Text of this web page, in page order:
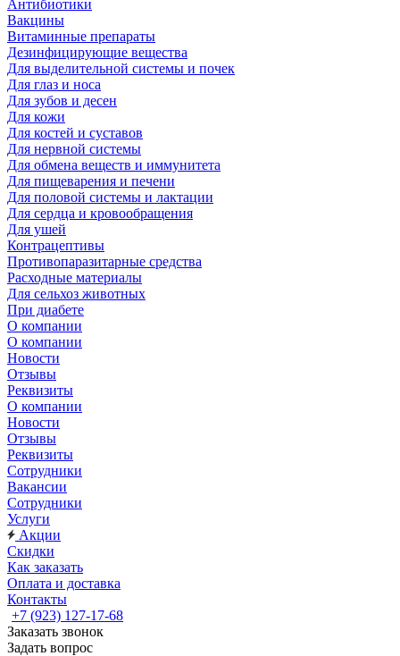
Антибиотики
Вакцины
Витаминные препараты
Дезинфицирующие вещества
Для выделительной системы и почек
Для глаз и носа
Для зубов и десен
Для кожи
Для костей и суставов
Для нервной системы
Для обмена веществ и иммунитета
Для пищеварения и печени
Для половой системы и лактации
Для сердца и кровообращения
Для ушей
Контрацептивы
Противопаразитарные средства
Расходные материалы
Для сельхоз животных
При диабете
О компании
О компании
Новости
Отзывы
Реквизиты
О компании
Новости
Отзывы
Реквизиты
Сотрудники
Вакансии
Сотрудники
Услуги
Акции
Скидки
Как заказать
Оплата и доставка
Контакты
+7 (923) 127-17-68
Заказать звонок
Задать вопрос